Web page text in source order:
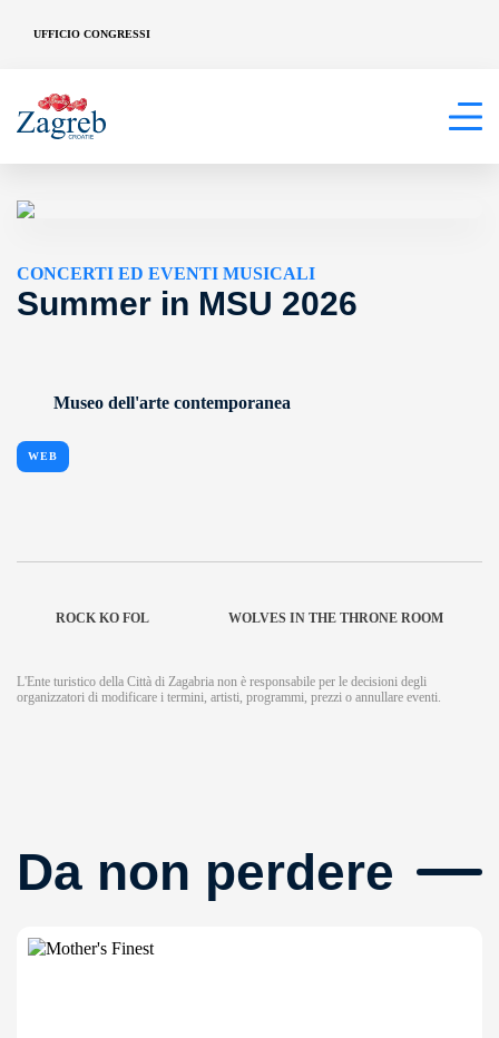
UFFICIO CONGRESSI
CONCERTI ED EVENTI MUSICALI
Summer in MSU 2026
Museo dell'arte contemporanea
WEB
ROCK KO FOL WOLVES IN THE THRONE ROOM
L'Ente turistico della Città di Zagabria non è responsabile per le decisioni degli
organizzatori di modificare i termini, artisti, programmi, prezzi o annullare eventi.
Da non perdere